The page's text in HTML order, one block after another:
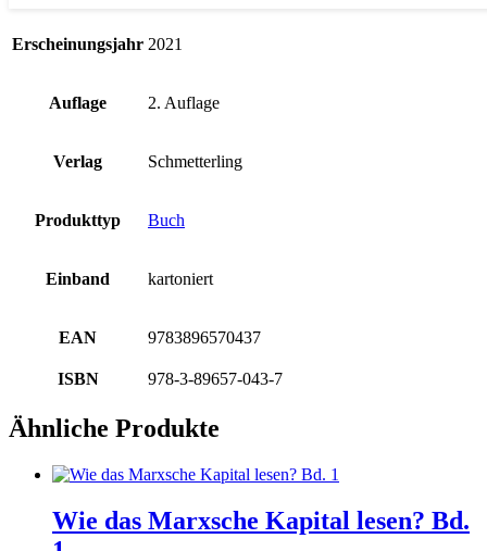
Erscheinungsjahr 2021
Auflage 2. Auflage
Verlag Schmetterling
Produkttyp Buch
Einband kartoniert
EAN 9783896570437
ISBN 978-3-89657-043-7
Ähnliche Produkte
Wie das Marxsche Kapital lesen? Bd.